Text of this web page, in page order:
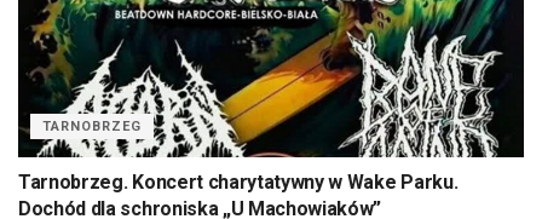
TARNOBRZEG
Tarnobrzeg. Koncert charytatywny w Wake Parku.
Dochód dla schroniska „U Machowiaków”